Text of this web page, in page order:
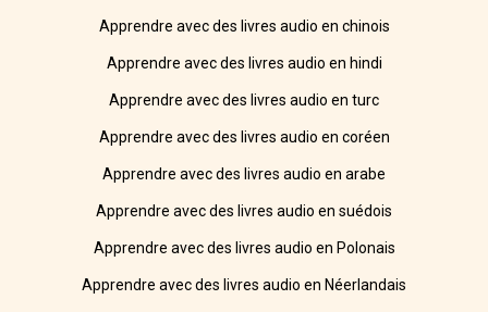
Apprendre avec des livres audio en chinois
Apprendre avec des livres audio en hindi
Apprendre avec des livres audio en turc
Apprendre avec des livres audio en coréen
Apprendre avec des livres audio en arabe
Apprendre avec des livres audio en suédois
Apprendre avec des livres audio en Polonais
Apprendre avec des livres audio en Néerlandais